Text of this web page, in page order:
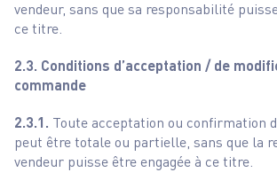
vendeur, sans que sa responsabilité
ce titre.
2.3. Conditions d’acceptation / de
commande
2.3.1. Toute acceptation ou confirmation
peut être totale ou partielle, sans que la
vendeur puisse être engagée à ce titre.